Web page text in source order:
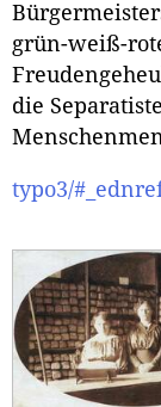
grün-weiß-
die
typo3/